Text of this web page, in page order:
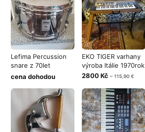
Lefima Percussion
snare z 70let
Německo
cena dohodou
EKO TIGER varhany
výroba Itálie 1970rok
2800 Kč ~ 115,90 €